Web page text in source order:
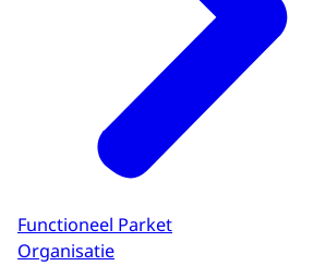
Functioneel Parket
Organisatie